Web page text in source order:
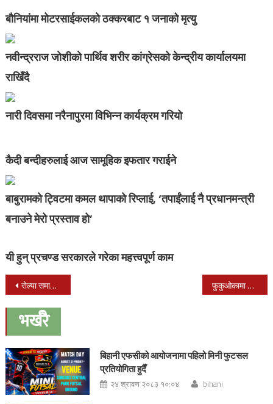
बौनियांमा मोटरसाईकलको ठक्करबाट १ जनाको मृत्यु
नवीन्द्रराज जोशीको पार्थिव शरीर कांग्रेसको केन्द्रीय कार्यालयमा
राखिँदै
नारी दिवसमा नरैनापुरमा विभिन्न कार्यक्रम गरियो
कैदी बन्दीहरुलाई आज सामूहिक इफतार गराईने
बाबुरामको ट्विटमा कमल थापाको रिप्लाई, ‘तपाईंलाई नै प्रधानमन्त्री
बनाउने मेरो प्रस्ताव हो’
यी हुन् प्रचण्ड सरकारले गरेका महत्त्वपूर्ण काम
Post
navigation
रोल्पा समाज जापानको अध्यक्षमा गुरुप्रसाद राना मगर दोस्रो कार्यकालका लागि निर्वाचित फुकुओकामा आज देखि दुई दिने १३ औँ नेपाल फेस्टिवल सुरु
भर्खरै
बिहानी एफसीको आयोजनामा पहिलो मिनी फुटसल
प्रतियोगिता हुदैँ
२४ श्रावण २०८३ १०:०४ bihani